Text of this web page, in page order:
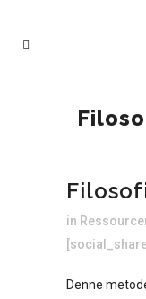
in
Denne